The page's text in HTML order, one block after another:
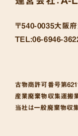
〒540-0035大阪
TEL:06-6946-
古物商許可番号第
産業廃棄物収集運搬
当社は一般廃棄物収集